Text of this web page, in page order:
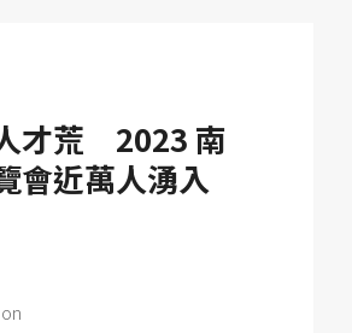
才荒 2023 南
會近萬人湧入